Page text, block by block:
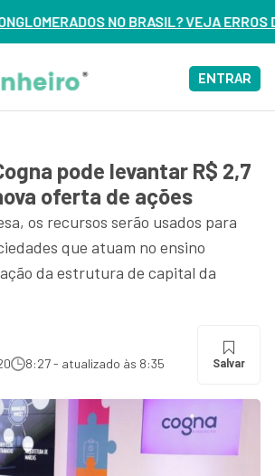
VEJA ERROS DE 3 DELES – ASSISTA
ENTRAR
pode levantar R$ 2,7
oferta de ações
os recursos serão usados para
que atuam no ensino
da estrutura de capital da
8:27 - atualizado às 8:35 Salvar